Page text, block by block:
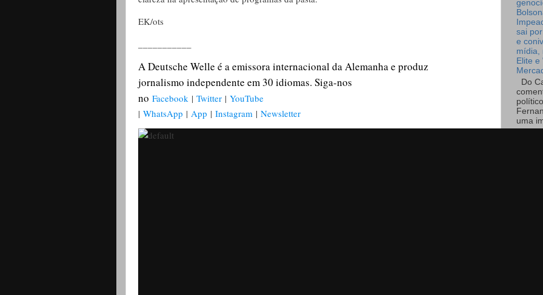
EK/ots
A Deutsche Welle é a emissora internacional da Alemanha e produz
jornalismo independente em 30 idiomas. Siga-nos
no Facebook | Twitter | YouTube
| WhatsApp | App | Instagram | Newsletter
sai
e
mídia,
Elite e
Do
uma
para
o